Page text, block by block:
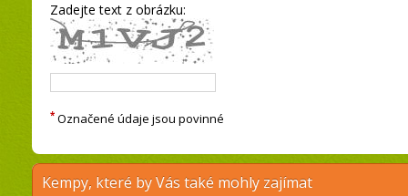
Zadejte text z obrázku:
* Označené údaje jsou povinné
Kempy, které by Vás také mohly zajímat